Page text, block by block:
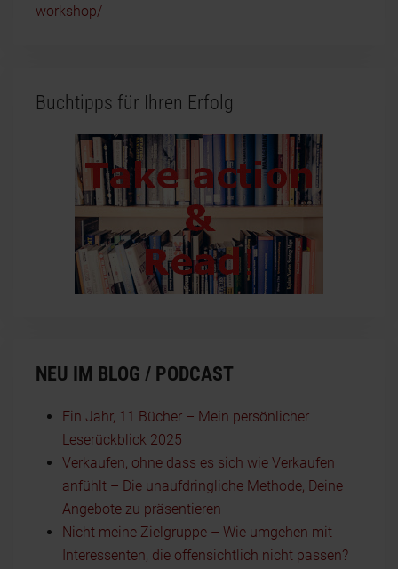
workshop/
Buchtipps für Ihren Erfolg
NEU IM BLOG / PODCAST
Ein Jahr, 11 Bücher – Mein persönlicher
Leserückblick 2025
Verkaufen, ohne dass es sich wie Verkaufen
anfühlt – Die unaufdringliche Methode, Deine
Angebote zu präsentieren
Nicht meine Zielgruppe – Wie umgehen mit
Interessenten, die offensichtlich nicht passen?